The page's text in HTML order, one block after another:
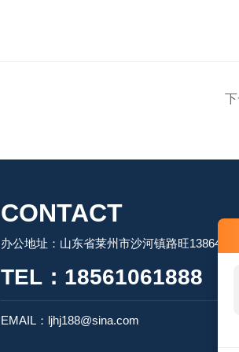
下
CONTACT
办公地址：山东省莱州市沙河镇路旺
TEL：18561061888
EMAIL：ljhj188@sina.com